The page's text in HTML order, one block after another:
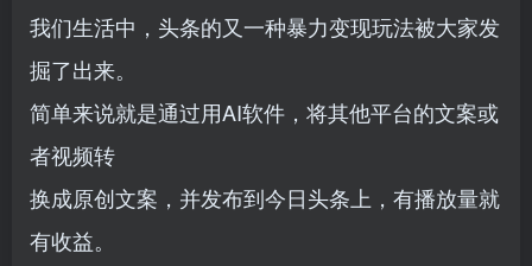
我们生活中，头条的又一种暴力变现玩法被大家发
掘了出来。
简单来说就是通过用AI软件，将其他平台的文案或
者视频转
换成原创文案，并发布到今日头条上，有播放量就
有收益。